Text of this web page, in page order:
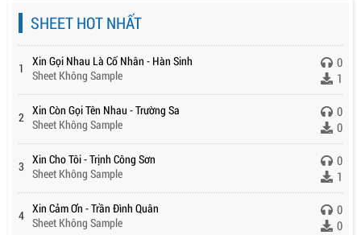
SHEET HOT NHẤT
1
Xin Gọi Nhau Là Cố Nhân - Hàn Sinh
Sheet Không Sample
0
1
2 Xin Còn Gọi Tên Nhau - Trường Sa
Sheet Không Sample
0
0
3 Xin Cho Tôi - Trịnh Công Sơn
Sheet Không Sample
0
1
4 Xin Cảm Ơn - Trần Đình Quân
Sheet Không Sample
0
0